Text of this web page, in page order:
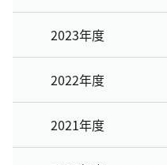
2023年度
2022年度
2021年度